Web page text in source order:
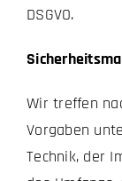
DSGVO.
Wir treffen
Vorgaben
Technik, der